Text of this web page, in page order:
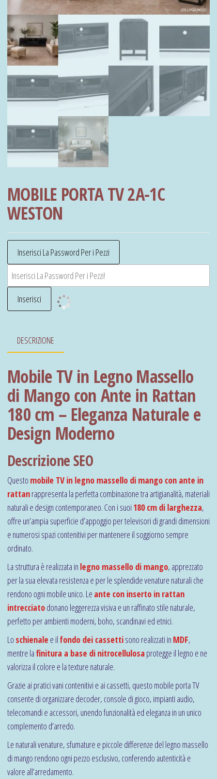
MOBILE PORTA TV 2A-1C
WESTON
DESCRIZIONE
Mobile TV in Legno Massello
di Mango con Ante in Rattan
180 cm – Eleganza Naturale e
Design Moderno
Descrizione SEO
Questo mobile TV in legno massello di mango con ante in
rattanrappresenta la perfetta combinazione tra artigianalità, materiali
naturali e design contemporaneo. Con i suoi 180 cm di larghezza,
offre un’ampia superficie d’appoggio per televisori di grandi dimensioni
e numerosi spazi contenitivi per mantenere il soggiorno sempre
ordinato.
La struttura è realizzata in legno massello di mango, apprezzato
per la sua elevata resistenza e per le splendide venature naturali che
rendono ogni mobile unico. Le ante con inserto in rattan
intrecciatodonano leggerezza visiva e un raffinato stile naturale,
perfetto per ambienti moderni, boho, scandinavi ed etnici.
Lo schienale e il fondo dei cassettisono realizzati in MDF,
mentre la finitura a base di nitrocellulosa protegge il legno e ne
valorizza il colore e la texture naturale.
Grazie ai pratici vani contenitivi e ai cassetti, questo mobile porta TV
consente di organizzare decoder, console di gioco, impianti audio,
telecomandi e accessori, unendo funzionalità ed eleganza in un unico
complemento d’arredo.
Le naturali venature, sfumature e piccole differenze del legno massello
di mango rendono ogni pezzo esclusivo, conferendo autenticità e
valore all’arredamento.